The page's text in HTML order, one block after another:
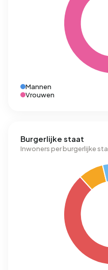
Mannen
Vrouwen
Burgerlijke staat
Inwoners per burgerlijke